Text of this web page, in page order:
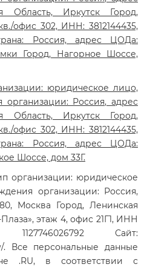
Область, Иркутск Город,
офис 302, ИНН: 3812144435,
Россия, адрес ЦОДа:
Город, Нагорное Шоссе,
юридическое лицо,
организации: Россия, адрес
Область, Иркутск Город,
офис 302, ИНН: 3812144435,
Россия, адрес ЦОДа:
Шоссе, дом 33Г.
организации: юридическое
организации: Россия,
Москва Город, Ленинская
этаж 4, офис 21Г1, ИНН
Сайт:
. Все персональные данные
.RU, в соответствии с